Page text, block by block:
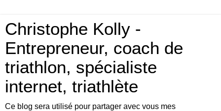
Christophe Kolly -
Entrepreneur, coach de
triathlon, spécialiste
internet, triathlète
Ce blog sera utilisé pour partager avec vous mes